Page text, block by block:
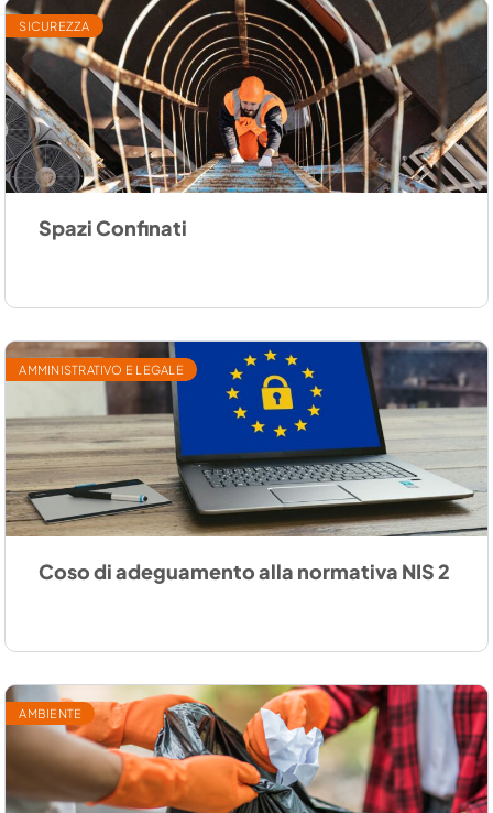
SICUREZZA
Spazi Confinati
AMMINISTRATIVO E LEGALE
Coso di adeguamento alla normativa NIS 2
AMBIENTE